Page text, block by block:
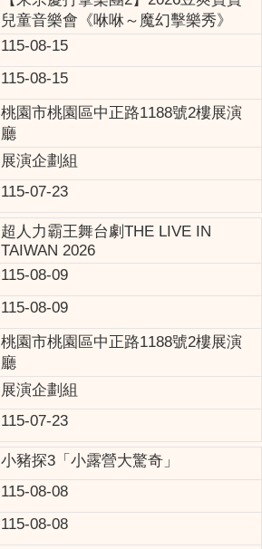
兒童音樂會《咻咻～魔幻擊樂秀》
115-08-15
115-08-15
桃園市桃園區中正路1188號2樓展演
廳
展演企劃組
115-07-23
超人力霸王舞台劇THE LIVE IN
TAIWAN 2026
115-08-09
115-08-09
桃園市桃園區中正路1188號2樓展演
廳
展演企劃組
115-07-23
小豬探3「小露營大驚奇」
115-08-08
115-08-08